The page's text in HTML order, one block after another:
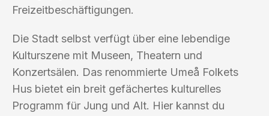
Freizeitbeschäftigungen.
Die Stadt selbst verfügt über eine lebendige
Kulturszene mit Museen, Theatern und
Konzertsälen. Das renommierte Umeå Folkets
Hus bietet ein breit gefächertes kulturelles
Programm für Jung und Alt. Hier kannst du